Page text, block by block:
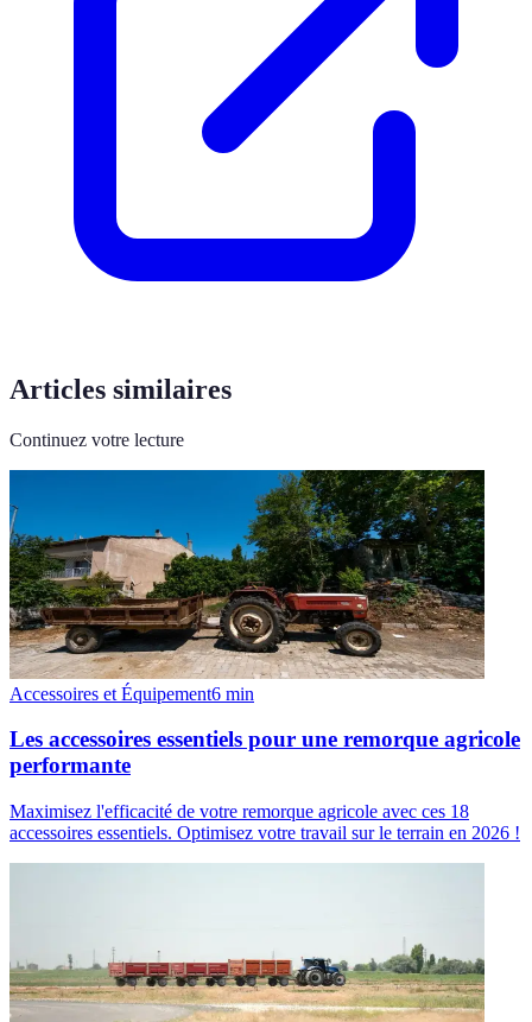
Articles similaires
Continuez votre lecture
Accessoires et Équipement6 min
Les accessoires essentiels pour une remorque agricole
performante
Maximisez l'efficacité de votre remorque agricole avec ces 18
accessoires essentiels. Optimisez votre travail sur le terrain en 2026 !